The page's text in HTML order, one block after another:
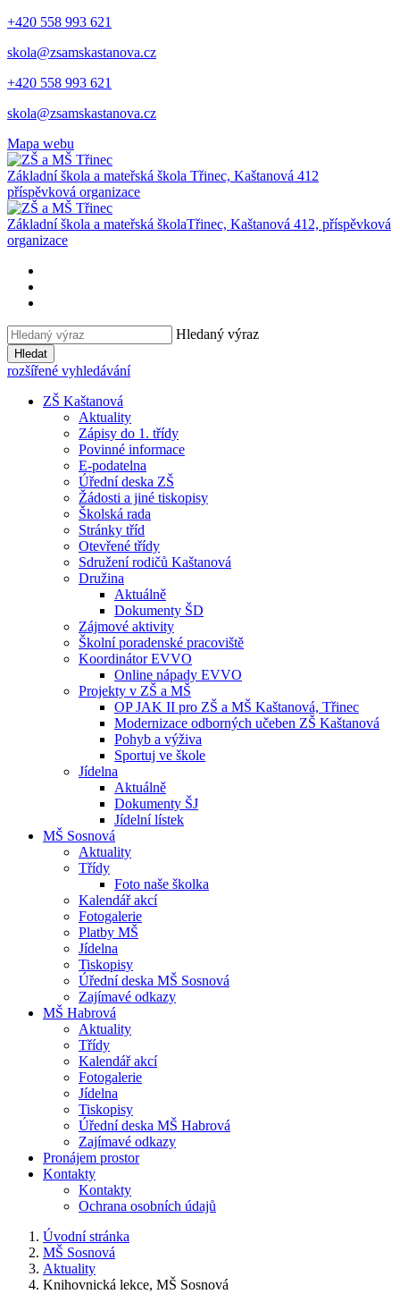
+420 558 993 621
skola@zsamskastanova.cz
+420 558 993 621
skola@zsamskastanova.cz
Mapa webu
Základní škola a mateřská škola Třinec, Kaštanová 412
příspěvková organizace
Základní škola a mateřská školaTřinec, Kaštanová 412, příspěvková
organizace
Hledaný výraz
Hledat
rozšířené vyhledávání
ZŠ Kaštanová
Aktuality
Zápisy do 1. třídy
Povinné informace
E-podatelna
Úřední deska ZŠ
Žádosti a jiné tiskopisy
Školská rada
Stránky tříd
Otevřené třídy
Sdružení rodičů Kaštanová
Družina
Aktuálně
Dokumenty ŠD
Zájmové aktivity
Školní poradenské pracoviště
Koordinátor EVVO
Online nápady EVVO
Projekty v ZŠ a MŠ
OP JAK II pro ZŠ a MŠ Kaštanová, Třinec
Modernizace odborných učeben ZŠ Kaštanová
Pohyb a výživa
Sportuj ve škole
Jídelna
Aktuálně
Dokumenty ŠJ
Jídelní lístek
MŠ Sosnová
Aktuality
Třídy
Foto naše školka
Kalendář akcí
Fotogalerie
Platby MŠ
Jídelna
Tiskopisy
Úřední deska MŠ Sosnová
Zajímavé odkazy
MŠ Habrová
Aktuality
Třídy
Kalendář akcí
Fotogalerie
Jídelna
Tiskopisy
Úřední deska MŠ Habrová
Zajímavé odkazy
Pronájem prostor
Kontakty
Kontakty
Ochrana osobních údajů
Úvodní stránka
MŠ Sosnová
Aktuality
Knihovnická lekce, MŠ Sosnová